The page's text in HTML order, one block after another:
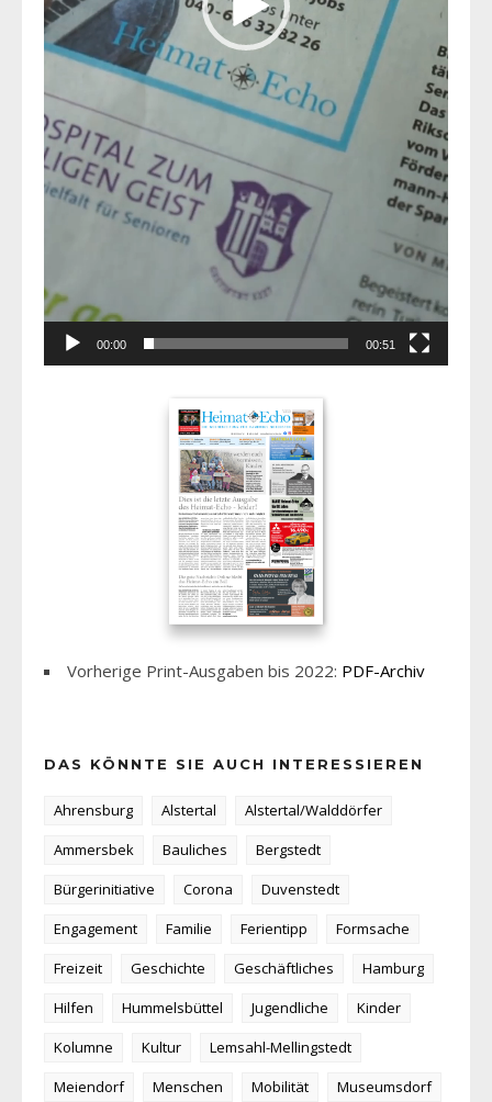
00:00 00:51
Vorherige Print-Ausgaben bis 2022: PDF-Archiv
DAS KÖNNTE SIE AUCH INTERESSIEREN
Ahrensburg Alstertal
Alstertal/Walddörfer
Ammersbek
Bauliches
Bergstedt
Bürgerinitiative
Corona
Duvenstedt
Engagement
Familie Ferientipp
Formsache
Freizeit
Geschichte Geschäftliches
Hamburg
Hilfen
Hummelsbüttel Jugendliche
Kinder
Kolumne
Kultur
Lemsahl-Mellingstedt
Meiendorf
Menschen Mobilität
Museumsdorf